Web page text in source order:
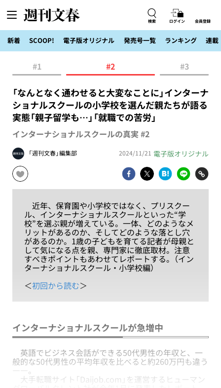
検索 ログイン 会員登録
新着 SCOOP! 電子版オリジナル 発売号一覧 ランキング 連載
#1 #2 #3
「なんとなく通わせると大変なことに」インターナ
ショナルスクールの小学校を選んだ親たちが語る
実態「親子留学も…」「就職での苦労」
インターナショナルスクールの真実 #2
「週刊文春」編集部 2024/11/21 電子版オリジナル
近年、保育園や小学校ではなく、プリスクー
ル、インターナショナルスクールといった“学
校”を選ぶ親が増えている。一体、どのようなメ
リットがあるのか、そしてどのような落とし穴
があるのか。1歳の子どもを育てる記者が母親と
して気になる点を親、専門家に徹底取材。注意
すべきポイントもあわせてレポートする。（イン
ターナショナルスクール・小学校編）
＜初回から読む＞
インターナショナルスクールが急増中
英語でビジネス会話ができる50代男性の年収と、一
般的な50代男性の平均年収を比べると約260万円も違う
――。
大手転職サイト「Daijob.com」を運営するヒューマン